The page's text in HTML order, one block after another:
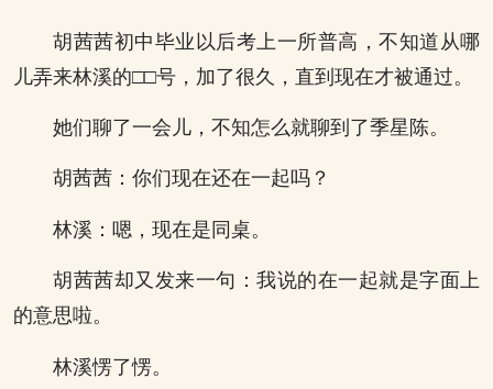
胡茜茜初中毕业以后考上一所普高，不知道从哪
儿弄来林溪的□□号，加了很久，直到现在才被通过。
她们聊了一会儿，不知怎么就聊到了季星陈。
胡茜茜：你们现在还在一起吗？
林溪：嗯，现在是同桌。
胡茜茜却又发来一句：我说的在一起就是字面上
的意思啦。
林溪愣了愣。